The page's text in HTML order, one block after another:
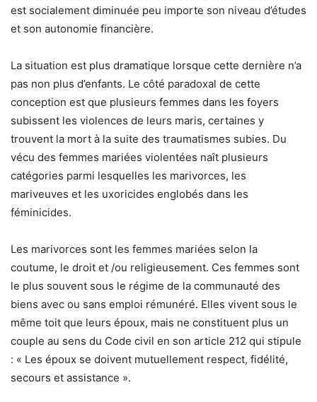
est socialement diminuée peu importe son niveau d’études
et son autonomie financière.
La situation est plus dramatique lorsque cette dernière n’a
pas non plus d’enfants. Le côté paradoxal de cette
conception est que plusieurs femmes dans les foyers
subissent les violences de leurs maris, certaines y
trouvent la mort à la suite des traumatismes subies. Du
vécu des femmes mariées violentées naît plusieurs
catégories parmi lesquelles les marivorces, les
mariveuves et les uxoricides englobés dans les
féminicides.
Les marivorces sont les femmes mariées selon la
coutume, le droit et /ou religieusement. Ces femmes sont
le plus souvent sous le régime de la communauté des
biens avec ou sans emploi rémunéré. Elles vivent sous le
même toit que leurs époux, mais ne constituent plus un
couple au sens du Code civil en son article 212 qui stipule
: « Les époux se doivent mutuellement respect, fidélité,
secours et assistance ».